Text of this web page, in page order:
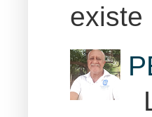
existe